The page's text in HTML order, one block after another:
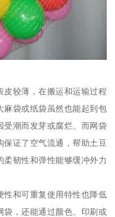
皮较薄，在搬运和运输过程
麻袋或纸袋虽然也能起到包
受潮而发芽或腐烂。而网袋
保证了空气流通，帮助土豆
韧性和弹性能够缓冲外力
性和可重复使用特性也降低
袋，还能通过颜色、印刷或